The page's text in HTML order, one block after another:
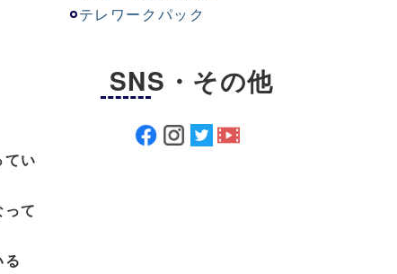
い
て
テレワークパック
SNS・その他